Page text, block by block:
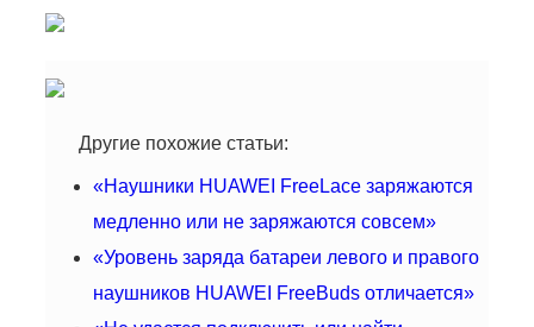
Другие похожие статьи:
«Наушники HUAWEI FreeLace заряжаются
медленно или не заряжаются совсем»
«Уровень заряда батареи левого и правого
наушников HUAWEI FreeBuds отличается»